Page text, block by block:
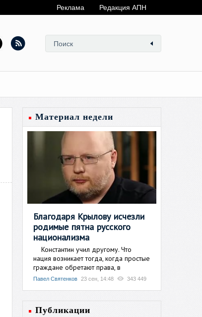
Реклама Редакция АПН
Материал недели
Благодаря Крылову исчезли
родимые пятна русского
национализма
Константин учил другому. Что
нация возникает тогда, когда простые
граждане обретают права, в
Павел Святенков 23 сен, 14:48 343 449
Публикации